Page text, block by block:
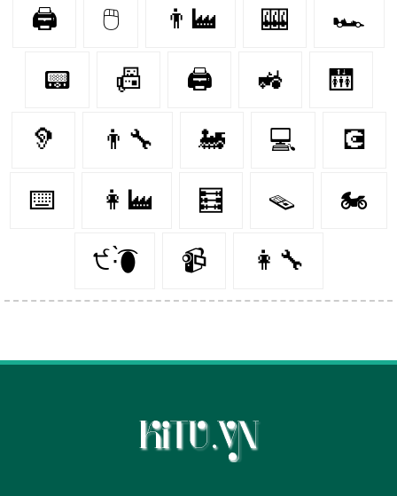
🖨 🖱️ 👨‍🏭 🎰 🏎️
📟 📠 🖨️ 🚜 🛗
🦻 👨‍🔧 🚂 💻 💽
⌨️ 👩‍🏭 🧮 🪤 🏍
੯·̀͡⬮ 📹 👩‍🔧